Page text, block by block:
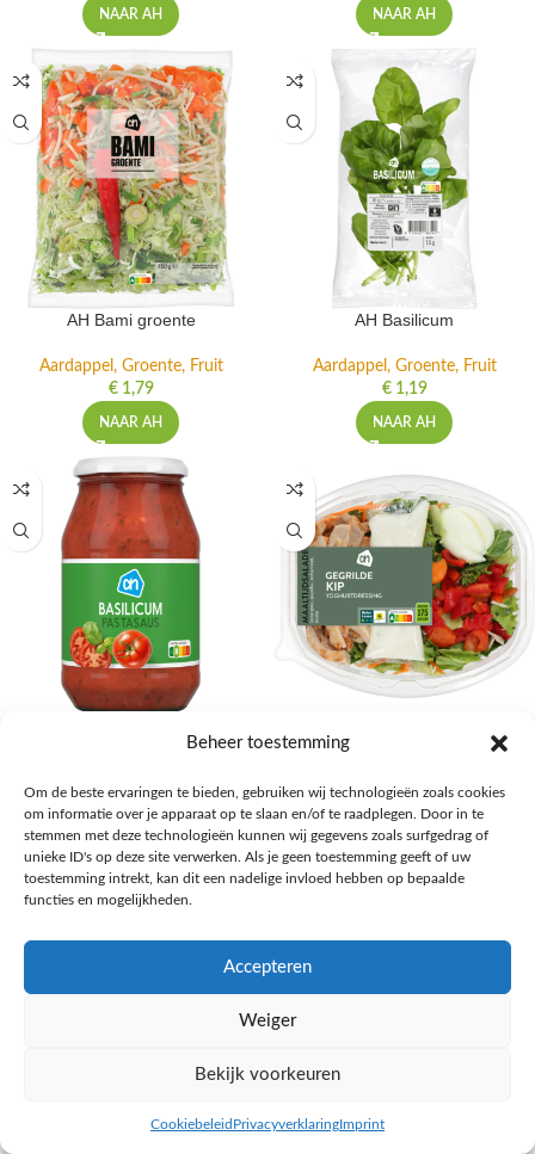
Beheer toestemming
Om de beste ervaringen te bieden, gebruiken wij technologieën zoals cookies
om informatie over je apparaat op te slaan en/of te raadplegen. Door in te
stemmen met deze technologieën kunnen wij gegevens zoals surfgedrag of
unieke ID's op deze site verwerken. Als je geen toestemming geeft of uw
toestemming intrekt, kan dit een nadelige invloed hebben op bepaalde
functies en mogelijkheden.
Accepteren
Weiger
Bekijk voorkeuren
Cookiebeleid PrivacyverklaringImprint
NAAR AH NAAR AH
AH Bami groente
Aardappel, Groente, Fruit
€1,79
NAAR AH
AH Basilicum
Aardappel, Groente, Fruit
€1,19
NAAR AH
€1,59
NAAR AH
Salades,Pizza, Maaltijden
€3,39
NAAR AH